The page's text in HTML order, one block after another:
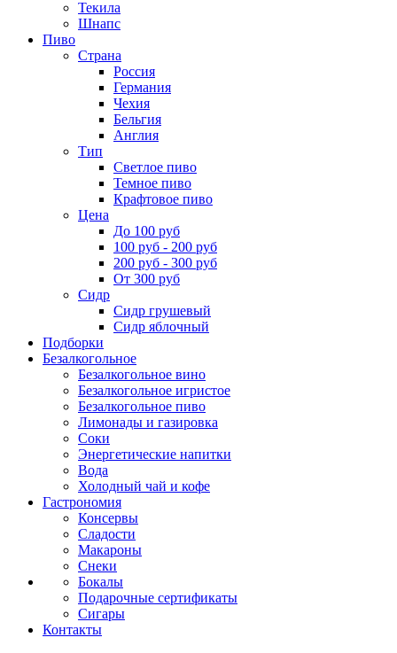
Текила
Шнапс
Пиво
Страна
Россия
Германия
Чехия
Бельгия
Англия
Тип
Светлое пиво
Темное пиво
Крафтовое пиво
Цена
До 100 руб
100 руб - 200 руб
200 руб - 300 руб
От 300 руб
Сидр
Сидр грушевый
Сидр яблочный
Подборки
Безалкогольное
Безалкогольное вино
Безалкогольное игристое
Безалкогольное пиво
Лимонады и газировка
Соки
Энергетические напитки
Вода
Холодный чай и кофе
Гастрономия
Консервы
Сладости
Макароны
Снеки
Бокалы
Подарочные сертификаты
Сигары
Контакты